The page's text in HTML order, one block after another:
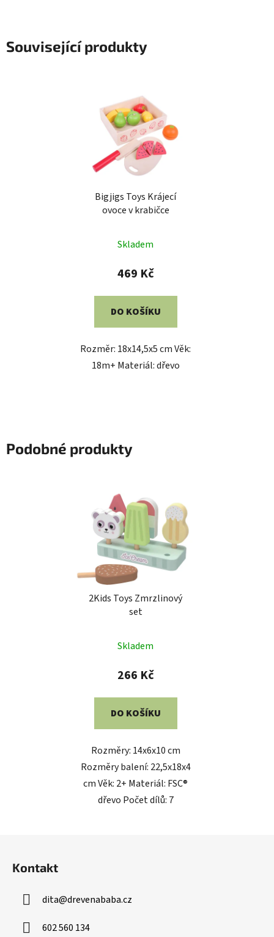
Související produkty
Bigjigs Toys Krájecí
ovoce v krabičce
Skladem
469 Kč
DO KOŠÍKU
Rozměr: 18x14,5x5 cm Věk:
18m+ Materiál: dřevo
Podobné produkty
2Kids Toys Zmrzlinový
set
Skladem
266 Kč
DO KOŠÍKU
Rozměry: 14x6x10 cm
Rozměry balení: 22,5x18x4
cm Věk: 2+ Materiál: FSC®
dřevo Počet dílů: 7
Kontakt
dita@drevenababa.cz
602 560 134